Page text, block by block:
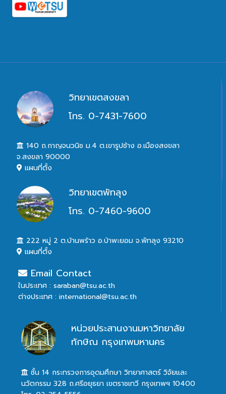
วิทยาเขตสงขลา
โทร. 0-7431-7600
140 ถ.กาญจนวนิช ม.4 ต.เขารูปช้าง อ.เมืองสงขลา
จ.สงขลา 90000
แผนที่ตั้ง
วิทยาเขตพัทลุง
โทร. 0-7460-9600
222 หมู่ 2 ต.บ้านพร้าว อ.ป่าพะยอม จ.พัทลุง 93210
แผนที่ตั้ง
Email Contact
ในประเทศ : saraban@tsu.ac.th
ต่างประเทศ : international@tsu.ac.th
หน่วยประสานงานมหาวิทยาลัย
ทักษิณ กรุงเทพมหานคร
ชั้น 14 กระทรวงการอุดมศึกษา วิทยาศาสตร์ วิจัยและ
นวัตกรรม 328 ถ.ศรีอยุธยา เขตราชเทวี กรุงเทพฯ 10400